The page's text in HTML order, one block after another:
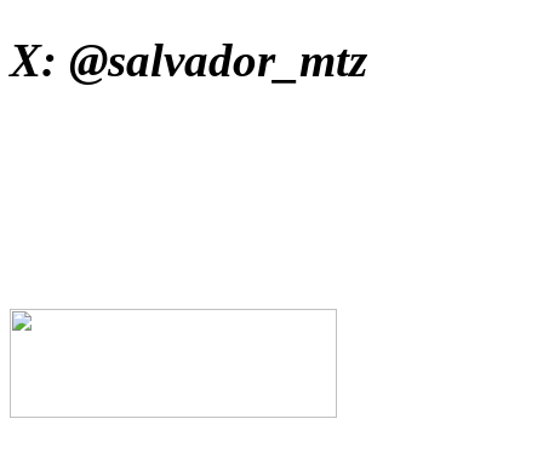
X: @salvador_mtz